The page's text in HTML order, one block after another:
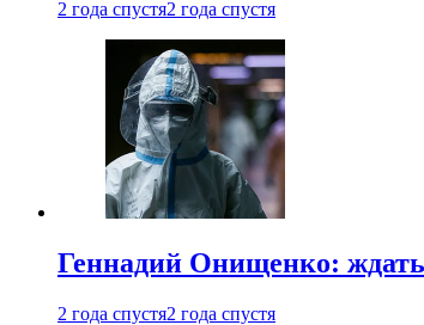
2 года спустя2 года спустя
Геннадий Онищенко: ждать
2 года спустя2 года спустя